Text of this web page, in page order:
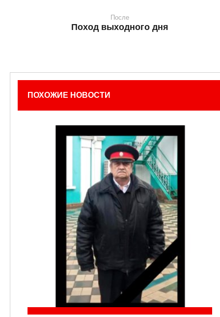
После
Поход выходного дня
ПОХОЖИЕ НОВОСТИ